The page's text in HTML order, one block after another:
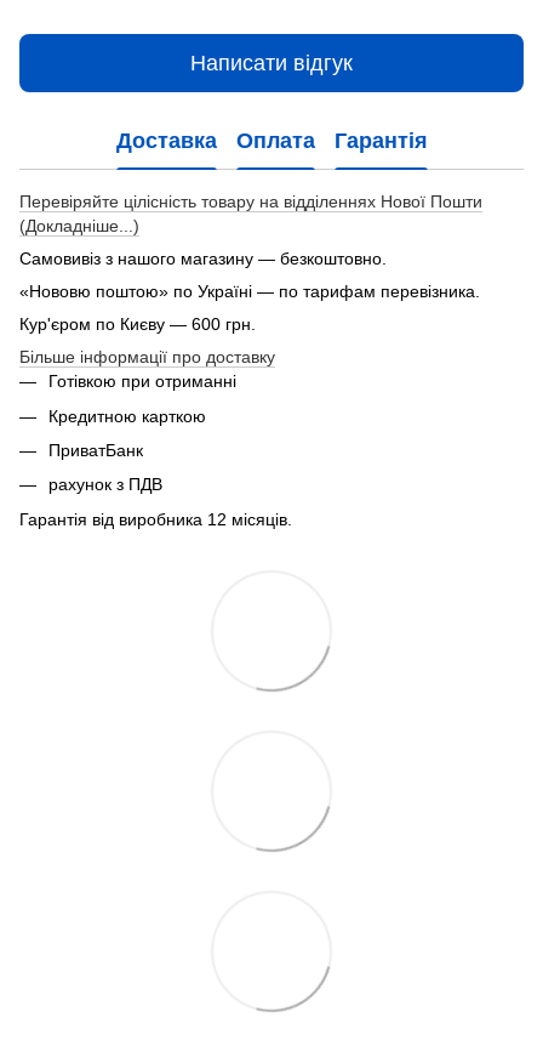
Написати відгук
Доставка Оплата Гарантія
Перевіряйте цілісність товару на відділеннях Нової Пошти
(Докладніше...)
Самовивіз з нашого магазину — безкоштовно.
«Нововю поштою» по Україні — по тарифам перевізника.
Кур'єром по Києву — 600 грн.
Більше інформації про доставку
Готівкою при отриманні
Кредитною карткою
ПриватБанк
рахунок з ПДВ
Гарантія від виробника 12 місяців.